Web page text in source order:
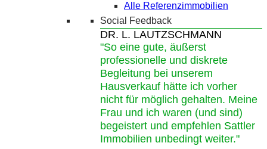
Alle Referenzimmobilien
Social Feedback
DR. L. LAUTZSCHMANN
"So eine gute, äußerst
professionelle und diskrete
Begleitung bei unserem
Hausverkauf hätte ich vorher
nicht für möglich gehalten. Meine
Frau und ich waren (und sind)
begeistert und empfehlen Sattler
Immobilien unbedingt weiter."